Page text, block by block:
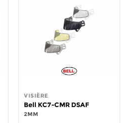
VISIÈRE
Bell KC7-CMR DSAF
2MM